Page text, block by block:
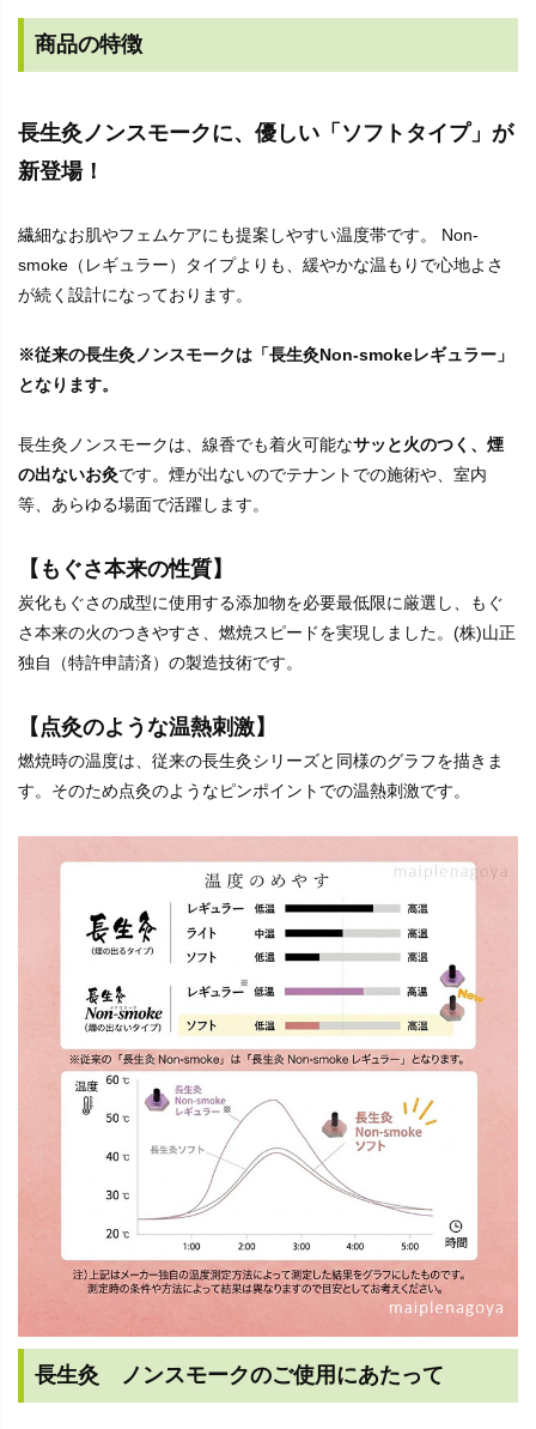
商品の特徴
長生灸ノンスモークに、優しい「ソフトタイプ」が
新登場！
繊細なお肌やフェムケアにも提案しやすい温度帯です。 Non-
smoke（レギュラー）タイプよりも、緩やかな温もりで心地よさ
が続く設計になっております。
※従来の長生灸ノンスモークは「長生灸Non-smokeレギュラー」
となります。
長生灸ノンスモークは、線香でも着火可能なサッと火のつく、煙
の出ないお灸です。煙が出ないのでテナントでの施術や、室内
等、あらゆる場面で活躍します。
【もぐさ本来の性質】
炭化もぐさの成型に使用する添加物を必要最低限に厳選し、もぐ
さ本来の火のつきやすさ、燃焼スピードを実現しました。(株)山正
独自（特許申請済）の製造技術です。
【点灸のような温熱刺激】
燃焼時の温度は、従来の長生灸シリーズと同様のグラフを描きま
す。そのため点灸のようなピンポイントでの温熱刺激です。
長生灸 ノンスモークのご使用にあたって